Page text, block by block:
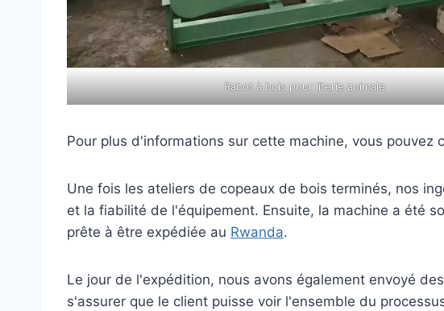
Rabot à bois pour literie animale
Pour plus d'informations sur cette machine, vous pouvez
Une fois les ateliers de copeaux de bois terminés, nos
et la fiabilité de l'équipement. Ensuite, la machine a été
prête à être expédiée au Rwanda.
Le jour de l'expédition, nous avons également envoyé
s'assurer que le client puisse voir l'ensemble du